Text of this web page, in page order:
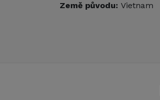
Země původu: Vietnam